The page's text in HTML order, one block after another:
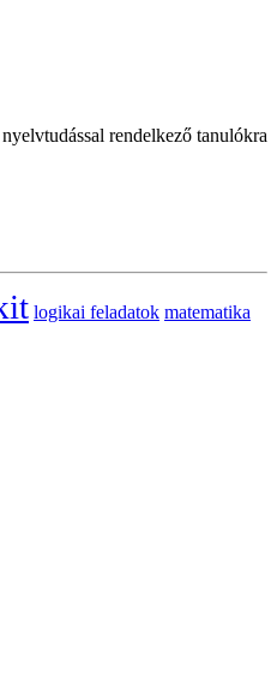
rendelkező tanulókra
logikai feladatok matematika